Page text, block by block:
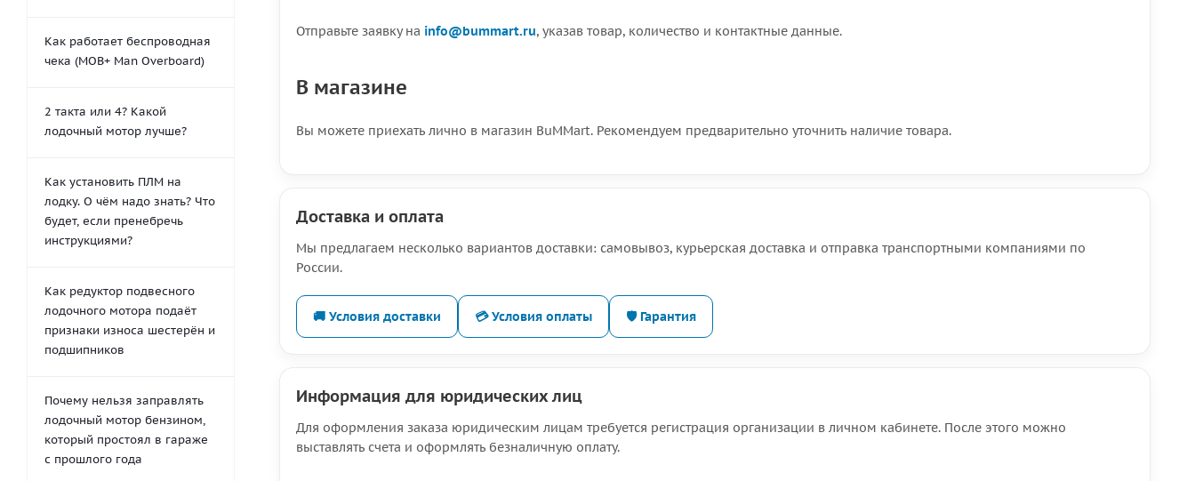
Отправьте заявку на info@bummart.ru, указав товар, количество и контактные данные.
В магазине
Вы можете приехать лично в магазин BuMMart. Рекомендуем предварительно уточнить наличие товара.
Доставка и оплата
Мы предлагаем несколько вариантов доставки: самовывоз, курьерская доставка и отправка транспортными компаниями по
России.
🚚 Условия доставки 💳 Условия оплаты 🛡️ Гарантия
Информация для юридических лиц
Для оформления заказа юридическим лицам требуется регистрация организации в личном кабинете. После этого можно
выставлять счета и оформлять безналичную оплату.
Как работает беспроводная
чека (MOB+ Man Overboard)
2 такта или 4? Какой
лодочный мотор лучше?
Как установить ПЛМ на
лодку. О чём надо знать? Что
будет, если пренебречь
инструкциями?
Как редуктор подвесного
лодочного мотора подаёт
признаки износа шестерён и
подшипников
Почему нельзя заправлять
лодочный мотор бензином,
который простоял в гараже
с прошлого года